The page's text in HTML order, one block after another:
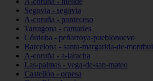
Segovia - segovia
A-coruña - ponteceso
Tarragona - camarles
Córdoba - peñarroya-pueblonuevo
Barcelona - santa-margarida-de-montbui
A-coruña - a-laracha
Las-palmas - vega-de-san-mateo
Castellón - orpesa